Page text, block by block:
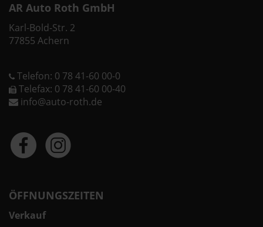
AR Auto Roth GmbH
Karl-Bold-Str. 2
77855 Achern
Telefon: 0 78 41-60 00-0
Telefax: 0 78 41-60 00-40
info@auto-roth.de
ÖFFNUNGSZEITEN
Verkauf